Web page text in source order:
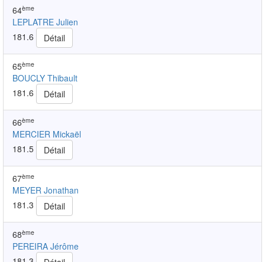
64ème
LEPLATRE Julien
181.6
Détail
65ème
BOUCLY Thibault
181.6
Détail
66ème
MERCIER Mickaël
181.5
Détail
67ème
MEYER Jonathan
181.3
Détail
68ème
PEREIRA Jérôme